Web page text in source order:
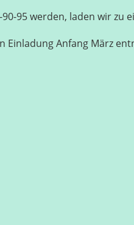
95 werden, laden wir zu
Anfang März